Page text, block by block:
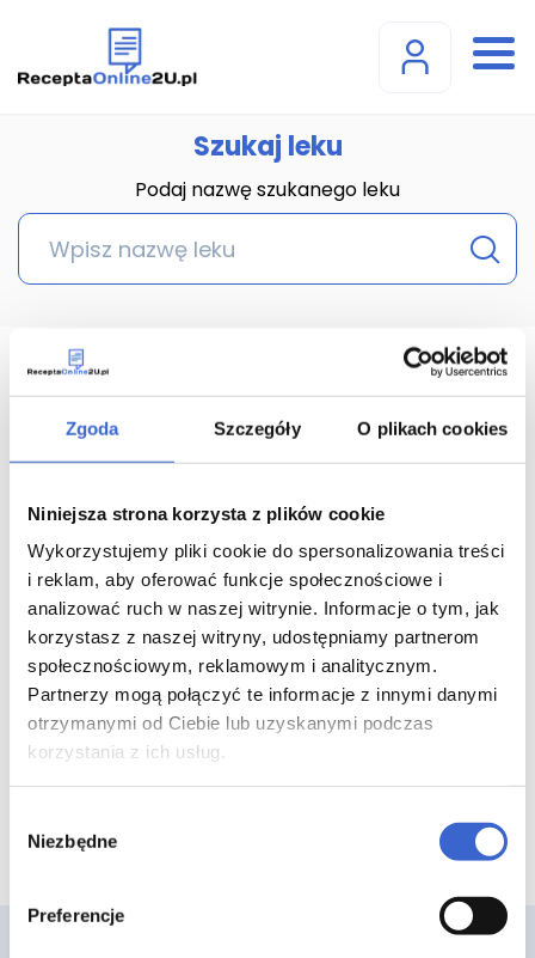
Zgoda Szczegóły O plikach cookies
Niniejsza strona korzysta z plików cookie
Wykorzystujemy pliki cookie do spersonalizowania treści
i reklam, aby oferować funkcje społecznościowe i
analizować ruch w naszej witrynie. Informacje o tym, jak
korzystasz z naszej witryny, udostępniamy partnerom
społecznościowym, reklamowym i analitycznym.
Partnerzy mogą połączyć te informacje z innymi danymi
otrzymanymi od Ciebie lub uzyskanymi podczas
korzystania z ich usług.
zgody
Niezbędne
Preferencje
Szukaj leku
Podaj nazwę szukanego leku
Achillea Millefolium
granulki; granulki w
pojemniku
jednodawkowym, krople
doustne roztwór (2CH, 4CH,
5CH, 7CH, 9CH, 12CH, 15CH,
30CH, 200CH, 6K, 12K, 30K,
200K, 1MK, 10MK, 100MK) - 1
poj. 4 g granulek 6K